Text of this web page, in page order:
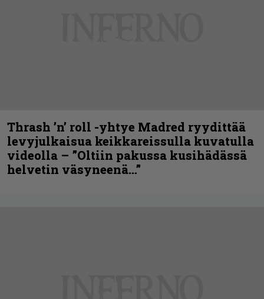
Thrash ’n’ roll -yhtye Madred ryydittää
levyjulkaisua keikkareissulla kuvatulla
videolla – ”Oltiin pakussa kusihädässä
helvetin väsyneenä…”